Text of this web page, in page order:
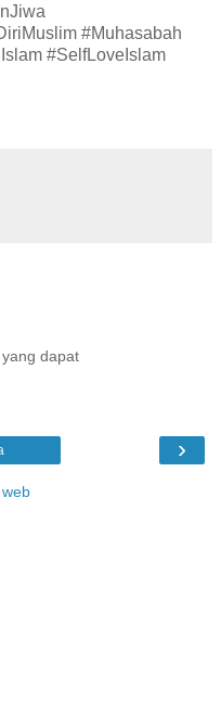
#Muhasabah
#SelfLoveIslam
dapat
›